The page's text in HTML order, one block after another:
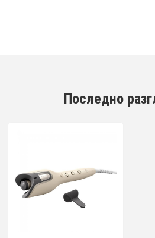
Последно